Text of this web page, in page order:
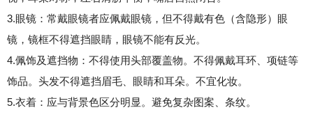
3.眼镜：常戴眼镜者应佩戴眼镜，但不得戴有色（含隐形）眼
镜，镜框不得遮挡眼睛，眼镜不能有反光。
4.佩饰及遮挡物：不得使用头部覆盖物。不得佩戴耳环、项链等
饰品。头发不得遮挡眉毛、眼睛和耳朵。不宜化妆。
5.衣着：应与背景色区分明显。避免复杂图案、条纹。